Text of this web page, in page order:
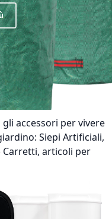
accessori per vivere
Siepi Artificiali,
Carretti, articoli per